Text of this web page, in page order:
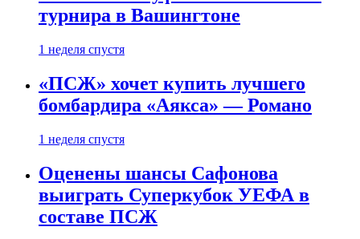
турнира в Вашингтоне
1 неделя спустя
«ПСЖ» хочет купить лучшего
бомбардира «Аякса» — Романо
1 неделя спустя
Оценены шансы Сафонова
выиграть Суперкубок УЕФА в
составе ПСЖ